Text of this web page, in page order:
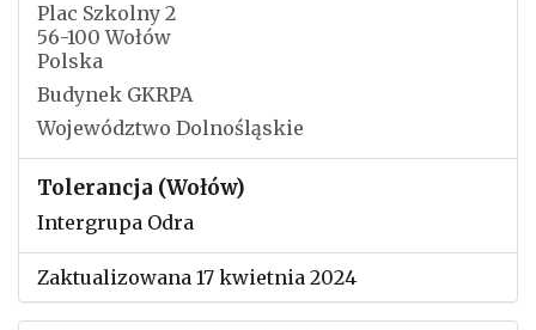
Plac Szkolny 2
56-100 Wołów
Polska
Budynek GKRPA
Województwo Dolnośląskie
Tolerancja (Wołów)
Intergrupa Odra
Zaktualizowana 17 kwietnia 2024